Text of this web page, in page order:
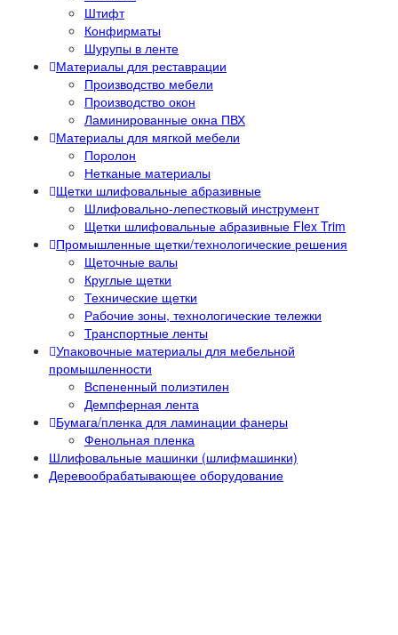
Штифт
Конфирматы
Шурупы в ленте
Материалы для реставрации
Производство мебели
Производство окон
Ламинированные окна ПВХ
Материалы для мягкой мебели
Поролон
Нетканые материалы
Щетки шлифовальные абразивные
Шлифовально-лепестковый инструмент
Щетки шлифовальные абразивные Flex Trim
Промышленные щетки/технологические решения
Щеточные валы
Круглые щетки
Технические щетки
Рабочие зоны, технологические тележки
Транспортные ленты
Упаковочные материалы для мебельной
промышленности
Вспененный полиэтилен
Демпферная лента
Бумага/пленка для ламинации фанеры
Фенольная пленка
Шлифовальные машинки (шлифмашинки)
Деревообрабатывающее оборудование